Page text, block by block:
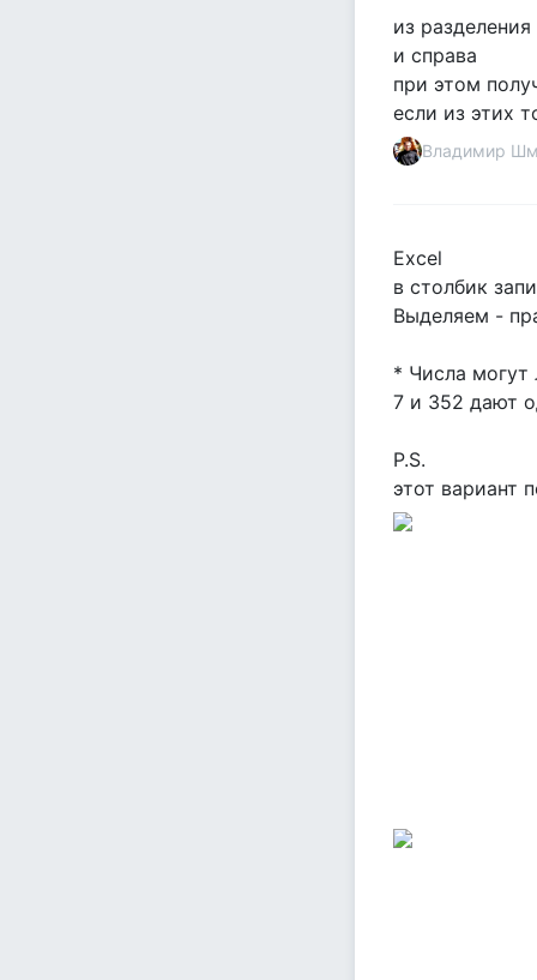
из
и справа
при этом
если из этих
Владимир
Excel
в столбик
Выделяем -
* Числа
7 и 352 дают
P.S.
этот вариант